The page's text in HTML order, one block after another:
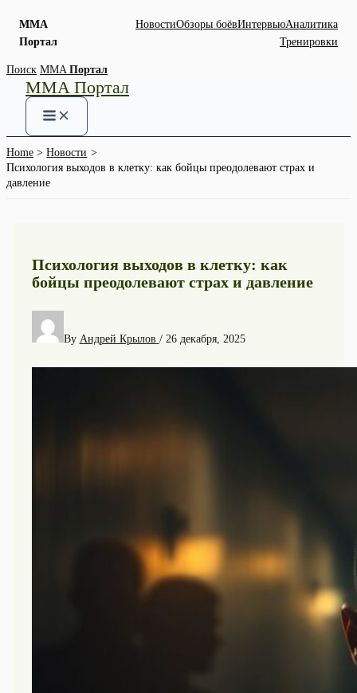
MMA
Портал
НовостиОбзоры боёвИнтервьюАналитика
Тренировки
Skip
content
Поиск MMA Портал
MMA Портал
Home
Новости
Психология выходов в клетку: как бойцы преодолевают страх и
давление
Психология выходов в клетку: как
бойцы преодолевают страх и давление
By Андрей Крылов / 26 декабря, 2025